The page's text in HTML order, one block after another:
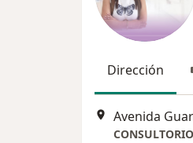
Dirección
Avenida